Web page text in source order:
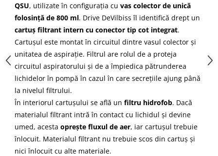
QSU, utilizate în configurația cu vas colector de unică
folosință de 800 ml. Drive DeVilbiss îl identifică drept un
cartuș filtrant intern cu conector tip cot integrat.
Cartușul este montat în circuitul dintre vasul colector și
unitatea de aspirație. Filtrul are rolul de a proteja
circuitul aspiratorului și de a împiedica pătrunderea
lichidelor în pompă în cazul în care secrețiile ajung până
la nivelul filtrului.
În interiorul cartușului se află un filtru hidrofob. Dacă
materialul filtrant intră în contact cu lichidul și devine
umed, acesta oprește fluxul de aer, iar cartușul trebuie
înlocuit. Materialul filtrant nu trebuie scos din cartuș și
nici înlocuit cu alte materiale.